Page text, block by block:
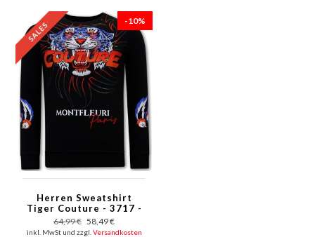
-10%
Herren Sweatshirt
Tiger Couture - 3717 -
Schwarz
64,99 € 58,49 €
inkl. MwSt und zzgl. Versandkosten